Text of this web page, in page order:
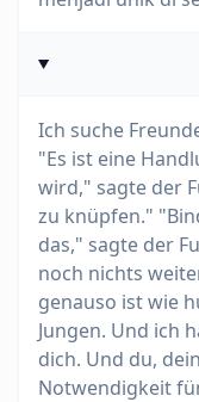
Ich suche
"Es ist eine
wird," sagte der
zu knüpfen."
das," sagte der
noch nichts
genauso ist wie
Jungen. Und ich
dich. Und du,
Notwendigkeit